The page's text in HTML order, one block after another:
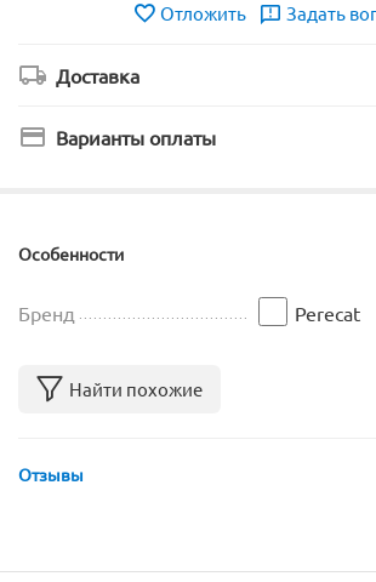
Отложить Задать
Доставка
Варианты оплаты
Особенности
Бренд Perecat
Найти похожие
Отзывы